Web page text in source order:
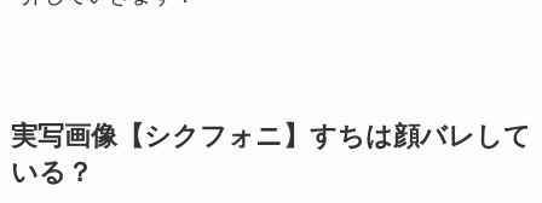
実写画像【シクフォニ】すちは顔バレして
いる？